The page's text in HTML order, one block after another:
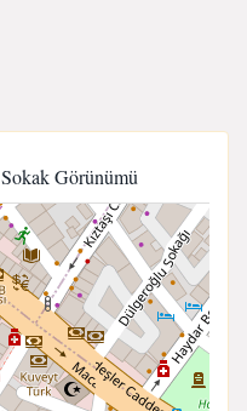
Sokak Görünümü